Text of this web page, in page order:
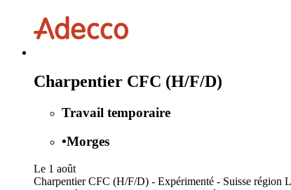
Charpentier CFC (H/F/D)
Travail temporaire
•Morges
Le 1 août
Charpentier CFC (H/F/D) - Expérimenté - Suisse région